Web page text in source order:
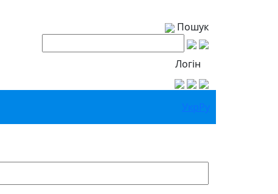
Пошук
Логін
УкрРу